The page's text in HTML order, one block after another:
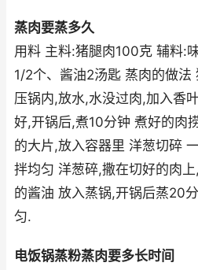
蒸肉要蒸多久
用料 主料:猪腿肉100克 辅料:
1/2个、酱油2汤匙 蒸肉的做法
压锅内,放水,水没过肉,加入香
好,开锅后,煮10分钟 煮好的肉
的大片,放入容器里 洋葱切碎
拌均匀 洋葱碎,撒在切好的肉
的酱油 放入蒸锅,开锅后蒸20
匀.
电饭锅蒸粉蒸肉要多长时间